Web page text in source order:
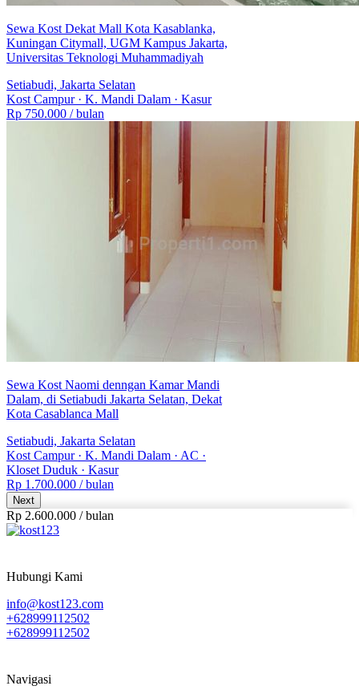
Sewa Kost Dekat Mall Kota Kasablanka,
Kuningan Citymall, UGM Kampus Jakarta,
Universitas Teknologi Muhammadiyah
Setiabudi, Jakarta Selatan
Kost Campur· K. Mandi Dalam · Kasur
Rp 750.000 / bulan
Sewa Kost Naomi denngan Kamar Mandi
Dalam, di Setiabudi Jakarta Selatan, Dekat
Kota Casablanca Mall
Setiabudi, Jakarta Selatan
Kost Campur· K. Mandi Dalam · AC ·
Kloset Duduk · Kasur
Rp 1.700.000 / bulan
Next
Rp 2.600.000 /bulan
Hubungi Kami
info@kost123.com
+628999112502
+628999112502
Navigasi